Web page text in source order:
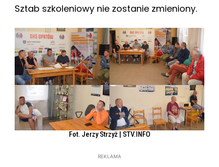
Sztab szkoleniowy nie zostanie zmieniony.
Fot. Jerzy Strzyż | STV.INFO
REKLAMA